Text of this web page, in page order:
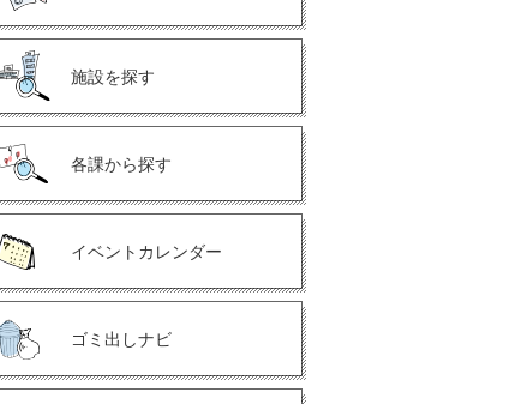
施設を探す
各課から探す
イベントカレンダー
ゴミ出しナビ